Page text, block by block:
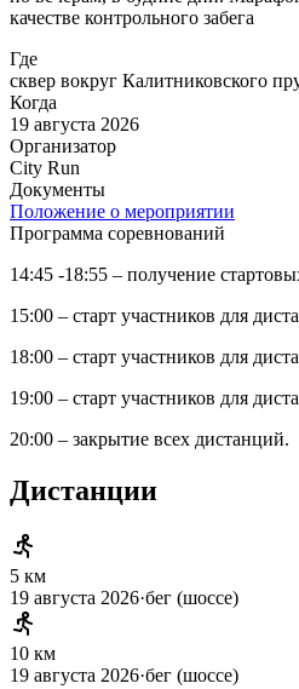
качестве контрольного забега
Где
сквер вокруг Калитниковского
Когда
19 августа 2026
Организатор
City Run
Документы
Положение о мероприятии
Программа соревнований
14:45 -18:55 – получение
15:00 – старт участников для
18:00 – старт участников для
19:00 – старт участников для
20:00 – закрытие всех дистанций.
Дистанции
5 км
19 августа 2026·бег (шоссе)
10 км
19 августа 2026·бег (шоссе)